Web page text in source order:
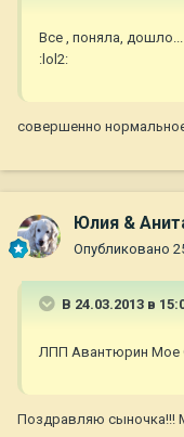
Все , поняла,
:lol2:
совершенно
Юлия &
Опубликовано
В 24.03.2013 в
ЛПП Авантюрин Мое
Поздравляю сыночка!!!